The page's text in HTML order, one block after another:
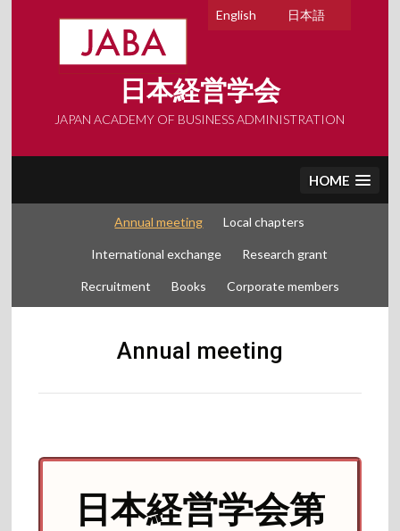
日本語
English
日本経営学会
JAPAN ACADEMY OF BUSINESS ADMINISTRATION
HOME
Annual meeting Local chapters
International exchange Research grant
Recruitment Books Corporate members
Annual meeting
日本経営学会第